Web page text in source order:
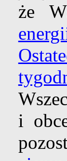
że
i